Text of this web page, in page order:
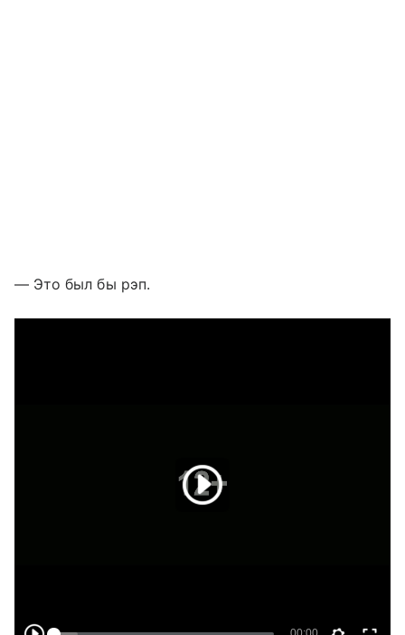
— Это был бы рэп.